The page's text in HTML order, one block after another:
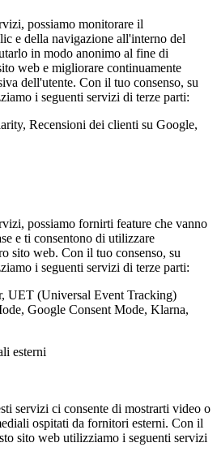
possiamo monitorare il
e della navigazione all'interno del
in modo anonimo al fine di
web e migliorare continuamente
dell'utente. Con il tuo consenso, su
i seguenti servizi di terze parti:
Recensioni dei clienti su Google,
possiamo fornirti feature che vanno
e ti consentono di utilizzare
sito web. Con il tuo consenso, su
i seguenti servizi di terze parti:
UET (Universal Event Tracking)
Google Consent Mode, Klarna,
esterni
servizi ci consente di mostrarti video o
ospitati da fornitori esterni. Con il
sito web utilizziamo i seguenti servizi